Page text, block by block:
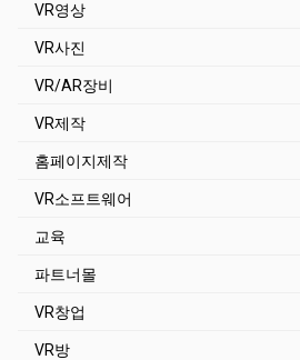
VR영상
VR사진
VR/AR장비
VR제작
홈페이지제작
VR소프트웨어
교육
파트너몰
VR창업
VR방